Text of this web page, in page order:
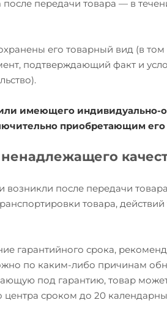
передачи товара — в
его товарный вид (в
подтверждающий факт и
или имеющего
приобретающим
возникли после передачи
товара, действий
гарантийного срока,
по каким-либо причинам
под гарантию, товар
центра сроком до 20